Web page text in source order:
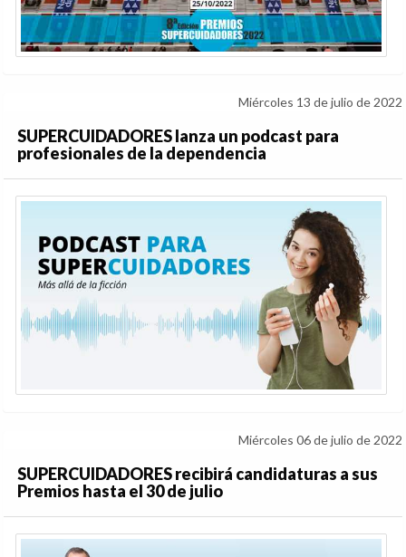
Miércoles 13 de julio de 2022
SUPERCUIDADORES lanza un podcast para
profesionales de la dependencia
Miércoles 06 de julio de 2022
SUPERCUIDADORES recibirá candidaturas a sus
Premios hasta el 30 de julio